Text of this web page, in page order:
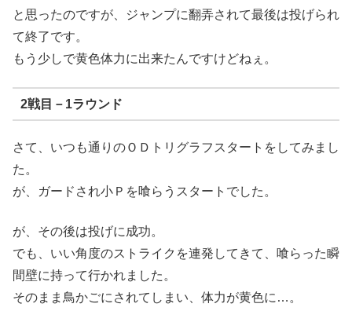
と思ったのですが、ジャンプに翻弄されて最後は投げられ
て終了です。
もう少しで黄色体力に出来たんですけどねぇ。
2戦目－1ラウンド
さて、いつも通りのＯＤトリグラフスタートをしてみまし
た。
が、ガードされ小Ｐを喰らうスタートでした。
が、その後は投げに成功。
でも、いい角度のストライクを連発してきて、喰らった瞬
間壁に持って行かれました。
そのまま鳥かごにされてしまい、体力が黄色に…。